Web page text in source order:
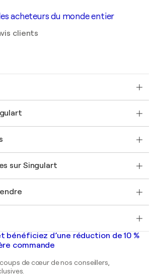
acheteurs du monde entier
clients
commercial
d'art original
tant qu'Artiste
sur Singulart
à vendre
bénéficiez d’une réduction de 10 %
commande
de cœur de nos conseillers,